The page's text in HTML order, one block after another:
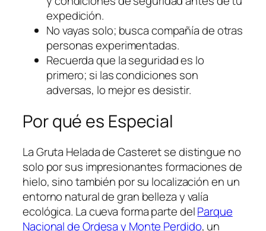
expedición.
No vayas solo; busca compañía de otras
personas experimentadas.
Recuerda que la seguridad es lo
primero; si las condiciones son
adversas, lo mejor es desistir.
Por qué es Especial
La Gruta Helada de Casteret se distingue no
solo por sus impresionantes formaciones de
hielo, sino también por su localización en un
entorno natural de gran belleza y valía
ecológica. La cueva forma parte delParque
Nacional de Ordesa y Monte Perdido, un